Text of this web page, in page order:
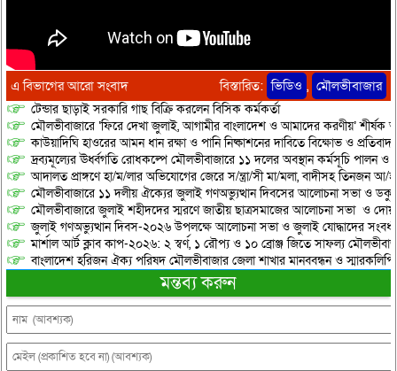
এ বিভাগের আরো সংবাদ বিস্তারিত: ভিডিও , মৌলভীবাজার
টেন্ডার ছাড়াই সরকারি গাছ বিক্রি করলেন বিসিক কর্মকর্তা
মৌলভীবাজারে ‘ফিরে দেখা জুলাই, আগামীর বাংলাদেশ ও আমাদের করণীয়’ শীর্ষক
কাউয়াদিঘি হাওরের আমন ধান রক্ষা ও পানি নিষ্কাশনের দাবিতে বিক্ষোভ ও
দ্রব্যমূল্যের ঊর্ধ্বগতি রোধকল্পে মৌলভীবাজারে ১১ দলের অবস্থান কর্মসূচি পালন ও
আদালত প্রাঙ্গণে হা/ম/লার অভিযোগের জেরে স/ন্ত্রা/সী মা/মলা, বাদীসহ তিনজন আ/
মৌলভীবাজারে ১১ দলীয় ঐক্যের জুলাই গণঅভ্যুত্থান দিবসের আলোচনা সভা ও
মৌলভীবাজারে জুলাই শহীদদের স্মরণে জাতীয় ছাত্রসমাজের আলোচনা সভা ও
জুলাই গণঅভ্যুত্থান দিবস-২০২৬ উপলক্ষে আলোচনা সভা ও জুলাই যোদ্ধাদের
মার্শাল আর্ট ক্লাব কাপ-২০২৬: ২ স্বর্ণ, ১ রৌপ্য ও ১০ ব্রোঞ্জ জিতে সাফল্য
বাংলাদেশ হরিজন ঐক্য পরিষদ মৌলভীবাজার জেলা শাখার মানববন্ধন ও স্মারকলিপি
মন্তব্য করুন